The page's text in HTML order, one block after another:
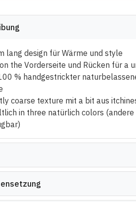
lang design für Wärme und style
the Vorderseite und Rücken für a
% handgestrickter
coarse texture mit a bit aus
in three natürlich colors (andere